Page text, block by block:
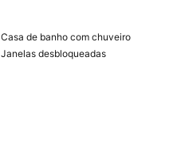
Casa de banho com chuveiro
Janelas desbloqueadas